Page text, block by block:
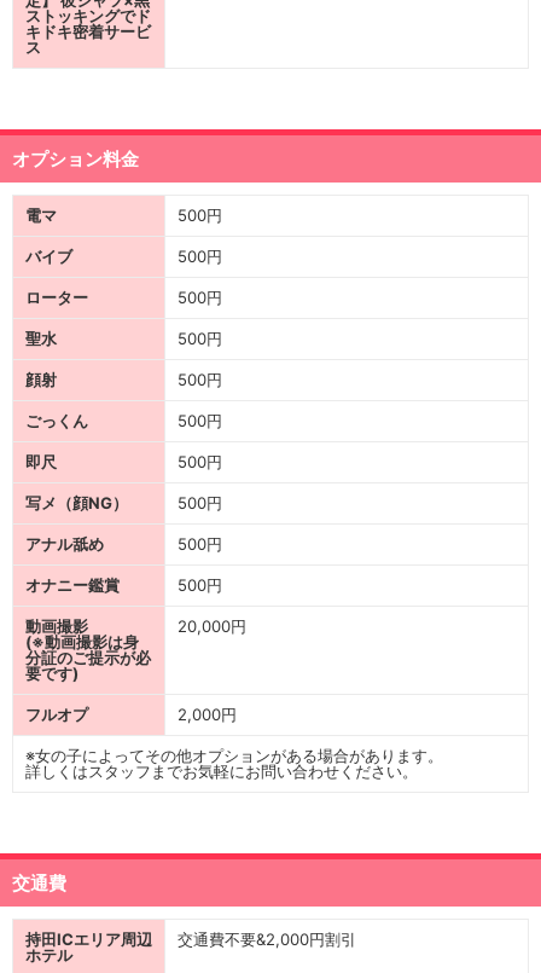
ストッキングでド
キドキ密着サービ
ス
オプション料金
電マ 500円
バイブ 500円
ローター 500円
聖水 500円
顔射 500円
ごっくん 500円
即尺 500円
写メ（顔NG） 500円
アナル舐め 500円
オナニー鑑賞 500円
動画撮影
(※動画撮影は身
分証のご提示が必
要です)
20,000円
フルオプ 2,000円
※女の子によってその他オプションがある場合があります。
詳しくはスタッフまでお気軽にお問い合わせください。
交通費
持田ICエリア周辺
ホテル
交通費不要&2,000円割引